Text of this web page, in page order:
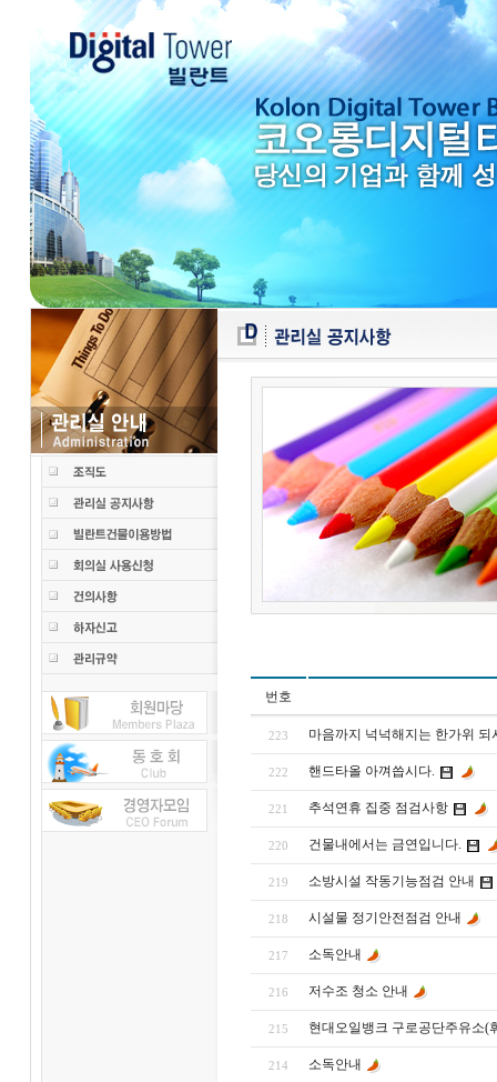
번호
223 마음까지 넉넉해지는 한가위 되
222 핸드타올 아껴씁시다.
221 추석연휴 집중 점검사항
220 건물내에서는 금연입니다.
219 소방시설 작동기능점검 안내
218 시설물 정기안전점검 안내
217 소독안내
216 저수조 청소 안내
215 현대오일뱅크 구로공단주유소
214 소독안내